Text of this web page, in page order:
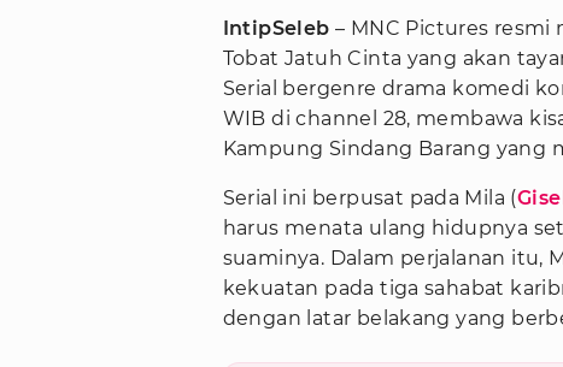
IntipSeleb – MNC Pictures
Tobat Jatuh Cinta yang akan
Serial bergenre drama komedi
WIB di channel 28, membawa
Kampung Sindang Barang yang
Serial ini berpusat pada Mila (
harus menata ulang hidupnya
suaminya. Dalam perjalanan itu,
kekuatan pada tiga sahabat
dengan latar belakang yang